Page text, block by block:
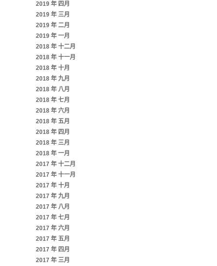
2019 年 四月
2019 年 三月
2019 年 二月
2019 年 一月
2018 年 十二月
2018 年 十一月
2018 年 十月
2018 年 九月
2018 年 八月
2018 年 七月
2018 年 六月
2018 年 五月
2018 年 四月
2018 年 三月
2018 年 一月
2017 年 十二月
2017 年 十一月
2017 年 十月
2017 年 九月
2017 年 八月
2017 年 七月
2017 年 六月
2017 年 五月
2017 年 四月
2017 年 三月